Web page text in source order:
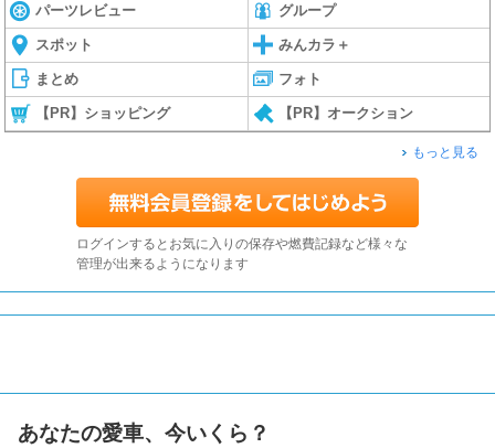
パーツレビュー グループ
スポット みんカラ＋
まとめ フォト
【PR】ショッピング 【PR】オークション
もっと見る
ログインするとお気に入りの保存や燃費記録など様々な
管理が出来るようになります
あなたの愛車、今いくら？